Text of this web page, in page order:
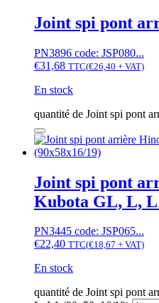
Joint spi pont
PN3896 code: JSP080...
€31,68 TTC(€26,40 + VAT)
En stock
quantité de Joint spi pont
Joint spi pont
Kubota GL, L,
PN3445 code: JSP065...
€22,40 TTC(€18,67 + VAT)
En stock
quantité de Joint spi pont